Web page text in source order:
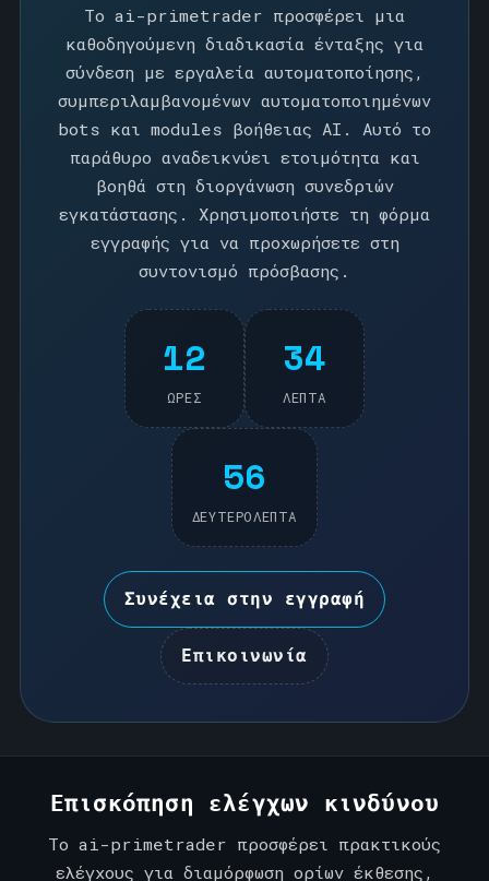
Το ai-primetrader προσφέρει μια
καθοδηγούμενη διαδικασία ένταξης για
σύνδεση με εργαλεία αυτοματοποίησης,
συμπεριλαμβανομένων αυτοματοποιημένων
bots και modules βοήθειας AI. Αυτό το
παράθυρο αναδεικνύει ετοιμότητα και
βοηθά στη διοργάνωση συνεδριών
εγκατάστασης. Χρησιμοποιήστε τη φόρμα
εγγραφής για να προχωρήσετε στη
συντονισμό πρόσβασης.
12
ΏΡΕΣ
34
ΛΕΠΤΆ
56
ΔΕΥΤΕΡΌΛΕΠΤΑ
Συνέχεια στην εγγραφή
Επικοινωνία
Επισκόπηση ελέγχων κινδύνου
Το ai-primetrader προσφέρει πρακτικούς
ελέγχους για διαμόρφωση ορίων έκθεσης,